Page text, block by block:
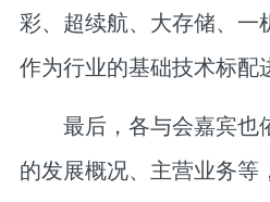
彩、超续航、大存储、一
作为行业的基础技术标配
最后，各与会嘉宾也
的发展概况、主营业务等